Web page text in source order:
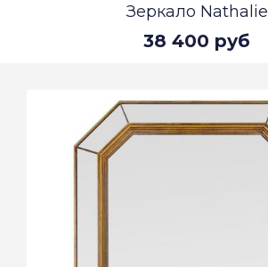
Зеркало Nathalie
38 400 руб